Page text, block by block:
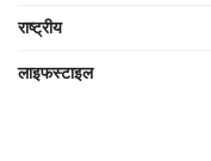
राष्ट्रीय
लाइफस्टाइल